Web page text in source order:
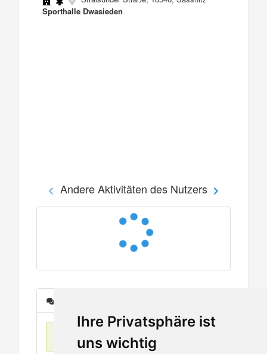
Ihre Privatsphäre ist
uns wichtig
Sporthalle Dwasieden
Andere Aktivitäten des Nutzers
Keine Einträge